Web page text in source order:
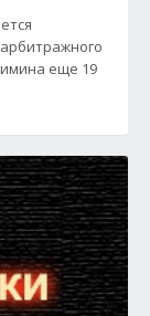
еще 19